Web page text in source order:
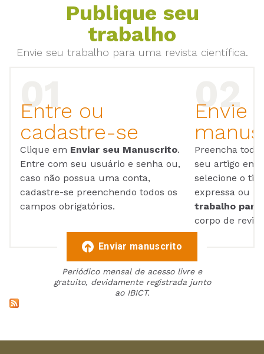
Publique seu
trabalho
Envie seu trabalho para uma revista científica.
Entre ou
cadastre-se
Clique em Enviar seu Manuscrito.
Entre com seu usuário e senha ou,
caso não possua uma conta,
cadastre-se preenchendo todos os
campos obrigatórios.
Envie
Preencha
seu artigo em
selecione o
expressa ou
trabalho para
corpo de
Enviar manuscrito
Periódico mensal de acesso livre e
gratuito, devidamente registrada junto
ao IBICT.